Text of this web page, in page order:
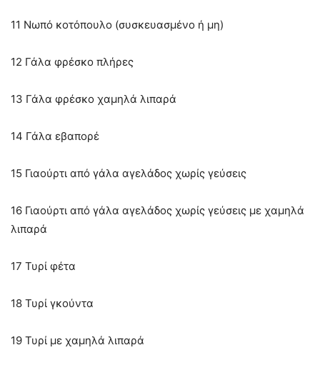
11 Νωπό κοτόπουλο (συσκευασμένο ή μη)
12 Γάλα φρέσκο πλήρες
13 Γάλα φρέσκο χαμηλά λιπαρά
14 Γάλα εβαπορέ
15 Γιαούρτι από γάλα αγελάδος χωρίς γεύσεις
16 Γιαούρτι από γάλα αγελάδος χωρίς γεύσεις με χαμηλά
λιπαρά
17 Τυρί φέτα
18 Τυρί γκούντα
19 Τυρί με χαμηλά λιπαρά